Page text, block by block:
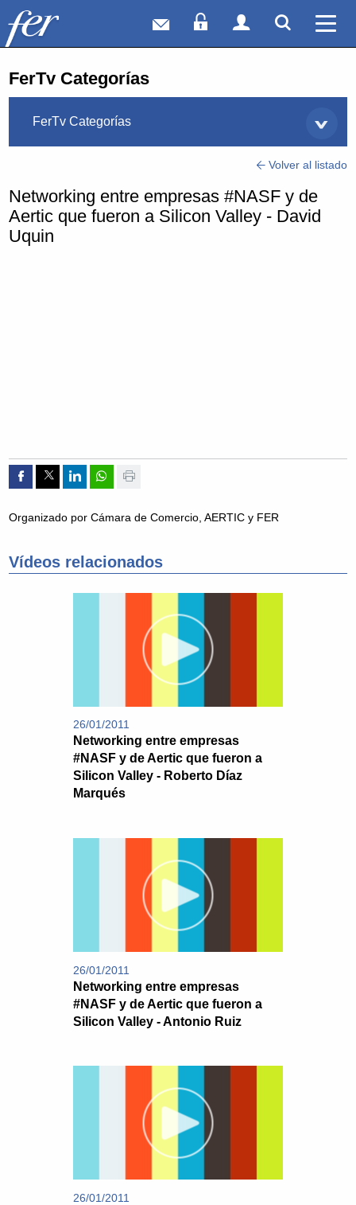
Correo webAcceso Socios
Acceso
FerTv Categorías
FerTv Categorías
Volver al listado
Networking entre empresas #NASF y de
Aertic que fueron a Silicon Valley - David
Uquin
Compartir por Facebook
Compartir por Twitter
Compartir por Linkedin
Compartir por whatsapp
Imprimir
Organizado por Cámara de Comercio, AERTIC y FER
Vídeos relacionados
26/01/2011
Networking entre empresas
#NASF y de Aertic que fueron a
Silicon Valley - Roberto Díaz
Marqués
26/01/2011
Networking entre empresas
#NASF y de Aertic que fueron a
Silicon Valley - Antonio Ruiz
26/01/2011